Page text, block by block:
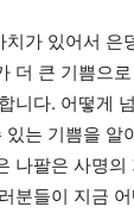
가 있어서 은
더 큰 기쁨으
니다. 어떻게
는 기쁨을
나팔은 사명
분들이 지금